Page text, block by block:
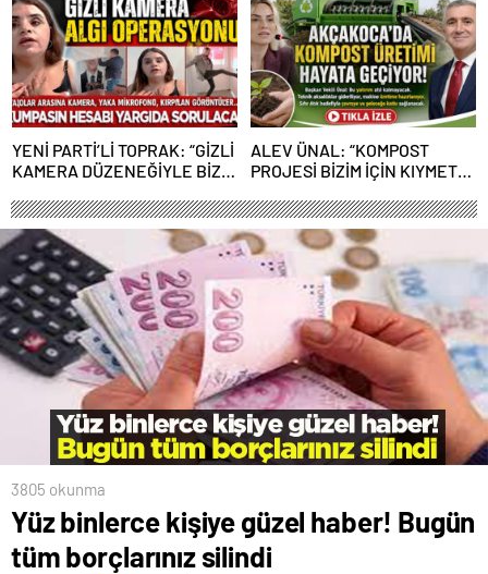
YENİ PARTİ’Lİ TOPRAK: “GİZLİ
KAMERA DÜZENEĞİYLE BİZE
ALEV ÜNAL: “KOMPOST
PROJESİ BİZİM İÇİN KIYMETLİ,
3805 okunma
Yüz binlerce kişiye güzel haber! Bugün
tüm borçlarınız silindi